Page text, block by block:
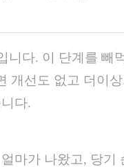
다. 이 단계를
선도 없고 더이
다.
마가 나왔고, 당